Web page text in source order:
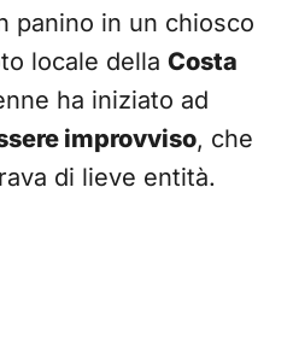
panino in un chiosco
locale della Costa
ha iniziato ad
improvviso, che
di lieve entità.